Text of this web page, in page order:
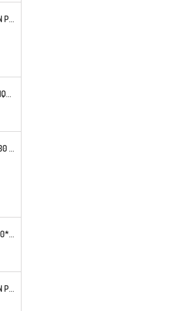
POCHOIR LETTRE A4 EN PLASTIQUE MYLAR ALPHABET LETTRES SCRIPT CAPITALES 25 MM
POCHOIR A4 EN PLASTIQUE MYLAR ALPHABET LETTRE TYPO SCIENCE 35 MM
LOT 3 POCHOIRS 30 X 30 CM EN PLASTIQUE MYLAR : ALPHABET COMPLET CABBAGE OMBRE 70 MM
POCHOIR PLASTIQUE 30*21CM : PAPILLONS
POCHOIR LETTRE A4 EN PLASTIQUE MYLAR ALPHABET LETTRES BRODWAY CAPITALES 20 MM